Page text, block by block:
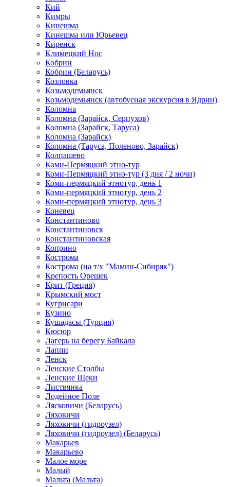
Кий
Кимры
Кинешма
Кинешма или Юрьевец
Киренск
Климецкий Нос
Кобрин
Кобрин (Беларусь)
Козловка
Козьмодемьянск
Козьмодемьянск (автобусная экскурсия в Ядрин)
Коломна
Коломна (Зарайск, Серпухов)
Коломна (Зарайск, Таруса)
Коломна (Зарайск)
Коломна (Таруса, Поленово, Зарайск)
Колпашево
Коми-Пермяцкий этно-тур
Коми-Пермяцкий этно-тур (3 дня / 2 ночи)
Коми-пермяцкий этнотур, день 1
Коми-пермяцкий этнотур, день 2
Коми-пермяцкий этнотур, день 3
Коневец
Константиново
Константиновск
Константиновская
Коприно
Кострома
Кострома (на т/х "Мамин-Сибиряк")
Крепость Орешек
Крит (Греция)
Крымский мост
Кугрисари
Кузино
Кушадасы (Турция)
Кюсюр
Лагерь на берегу Байкала
Лаппи
Ленск
Ленские Столбы
Ленские Щеки
Листвянка
Лодейное Поле
Лясковичи (Беларусь)
Ляховичи
Ляховичи (гидроузел)
Ляховичи (гидроузел) (Беларусь)
Макарьев
Макарьево
Малое море
Малый
Мальта (Мальта)